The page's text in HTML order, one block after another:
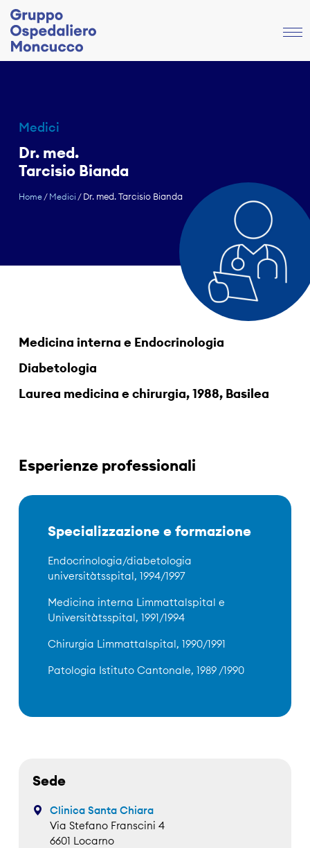
Medici
Dr. med.
Tarcisio Bianda
Home / Medici / Dr. med. Tarcisio Bianda
Medicina interna e Endocrinologia
Diabetologia
Laurea medicina e chirurgia, 1988, Basilea
Esperienze professionali
Specializzazione e formazione
Endocrinologia/diabetologia
universitàtsspital, 1994/1997
Medicina interna Limmattalspital e
Universitàtsspital, 1991/1994
Chirurgia Limmattalspital, 1990/1991
Patologia Istituto Cantonale, 1989 /1990
Sede
Clinica Santa Chiara
Via Stefano Franscini 4
6601 Locarno